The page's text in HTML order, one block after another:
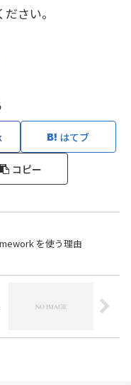
さい。
はてブ
コピー
を使う理由